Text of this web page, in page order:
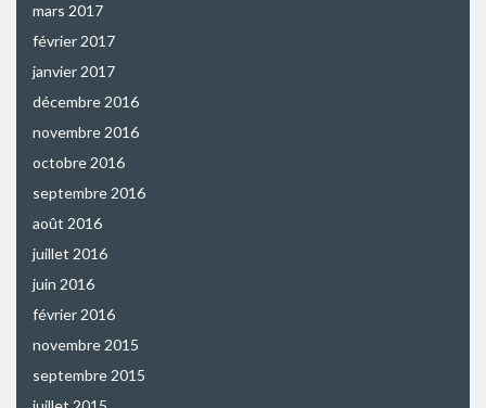
mars 2017
février 2017
janvier 2017
décembre 2016
novembre 2016
octobre 2016
septembre 2016
août 2016
juillet 2016
juin 2016
février 2016
novembre 2015
septembre 2015